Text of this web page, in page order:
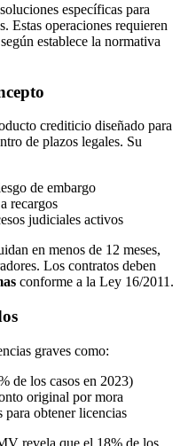
específicas para
Estas operaciones requieren
establece la normativa
crediticio diseñado para
de plazos legales. Su
de embargo
recargos
judiciales activos
en menos de 12 meses,
Los contratos deben
conforme a la Ley 16/2011.
graves como:
de los casos en 2023)
original por mora
para obtener licencias
revela que el 18% de los